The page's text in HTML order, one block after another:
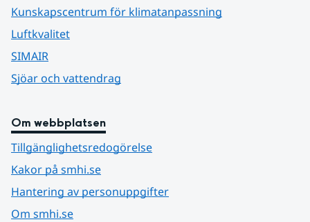
Kunskapscentrum för klimatanpassning
Luftkvalitet
SIMAIR
Sjöar och vattendrag
Om webbplatsen
Tillgänglighetsredogörelse
Kakor på smhi.se
Hantering av personuppgifter
Om smhi.se